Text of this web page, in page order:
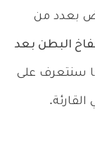
بعدد من
البطن بعد
سنتعرف على